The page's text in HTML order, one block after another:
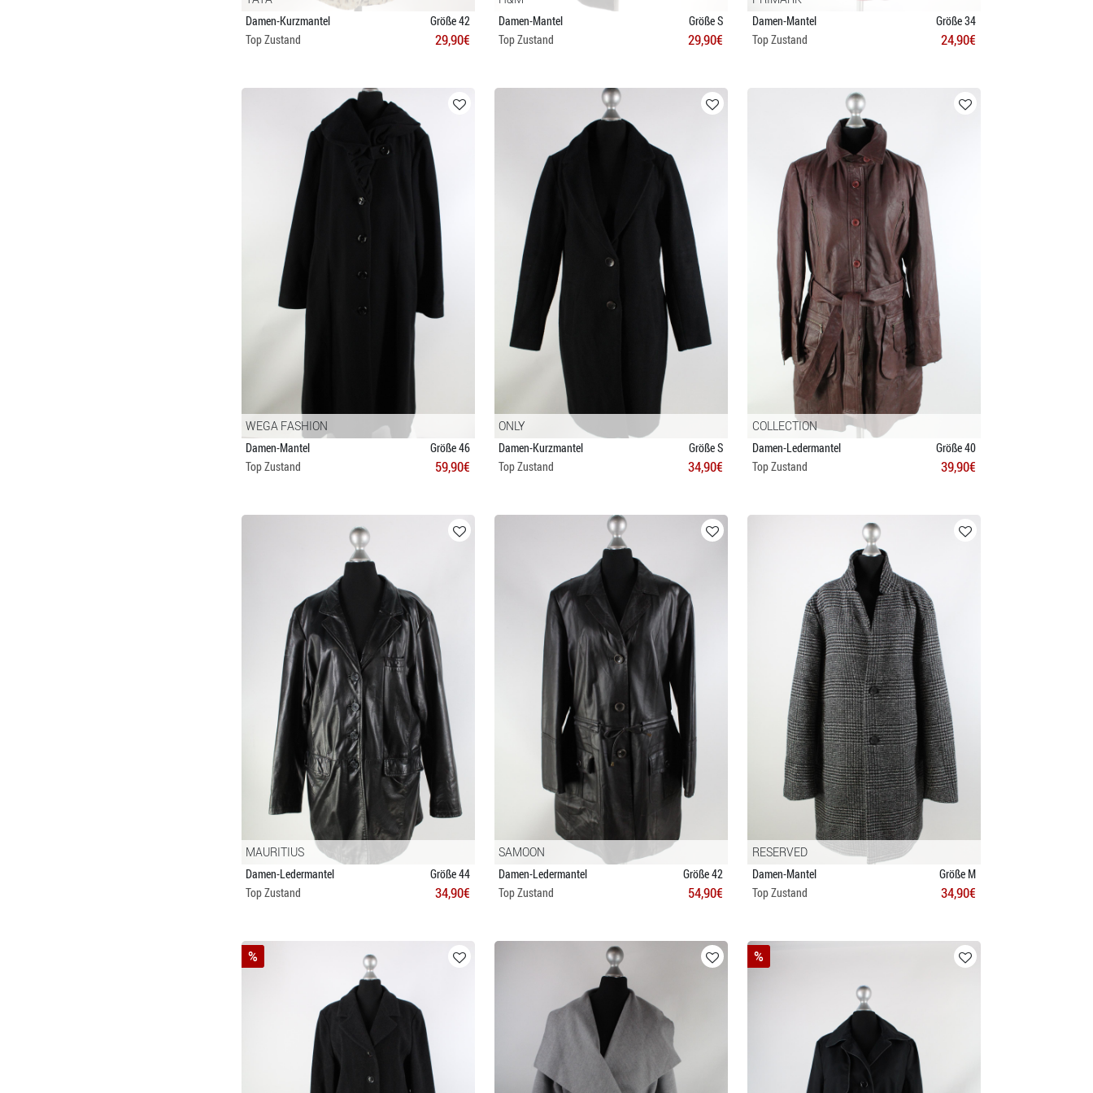
Damen-Kurzmantel
Größe 42
Top Zustand
29,90€
Damen-Mantel
Größe S
Top Zustand
29,90€
Damen-Mantel
Größe 34
Top Zustand
24,90€
WEGA FASHION
Damen-Mantel
Größe 46
Top Zustand
59,90€
ONLY
Damen-Kurzmantel
Größe S
Top Zustand
34,90€
COLLECTION
Damen-Ledermantel
Größe 40
Top Zustand
39,90€
MAURITIUS
Damen-Ledermantel
Größe 44
Top Zustand
34,90€
SAMOON
Damen-Ledermantel
Größe 42
Top Zustand
54,90€
RESERVED
Damen-Mantel
Größe M
Top Zustand
34,90€
% %